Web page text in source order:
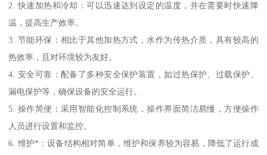
2. 快速加热和冷却：可以迅速达到设定的温度，并在需要时快速降
温，提高生产效率。
3. 节能环保：相比于其他加热方式，水作为传热介质，具有较高的
热效率，且对环境较为友好。
4. 安全可靠：配备了多种安全保护装置，如过热保护、过载保护、
漏电保护等，确保设备的安全运行。
5. 操作简便：采用智能化控制系统，操作界面简洁易懂，方便操作
人员进行设置和监控。
6. 维护*：设备结构相对简单，维护和保养较为容易，降低了运行成